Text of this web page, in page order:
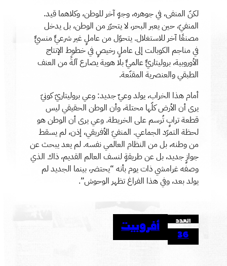
لكنّ المنفى، في جوهره، وجهٍ آخر للوطن، وكلاهما قيد.
المنفيّ، حين يعبر البحر، لا يتحرّر من الوطن، بل يدخل
مصنعًا آخر للاستغلال. يتحوّل من عاملٍ غير شرعيٍّ منسيٍّ
في مناجم الكوبالت إلى عاملٍ رخيصٍ في خطوط الإنتاج
الأوروبية، بروليتاريٍّ عالميٍّ بلا هوية يصارع آلةً من العنف
الطبقي والعنصرية المقنّعة.
أمام هذا الخراب، يولد وعيٌ جديد: وعي بروليتاريّ كونيّ
يرى أن الأرض كلّها محتلة، وأن الوطن الحقيقي ليس
قطعة ترابٍ تُرسم على الخريطة. وعي يرى أن الوطن هو
لحظة التمرّد الجماعي. المنفيّ الأفريقي، إذن، لم يسقط
من وطنه، بل من النظام العالمي نفسه. لم يعد يبحث عن
جوازٍ جديد، بل عن طريقةٍ لنسف العالم القديم، ذاك الذي
وصفه غرامشي ذات يوم بأنه “يحتضر، بينما الجديد لم
يولد بعد، وفي هذا الفراغ تظهر الوحوش”.
العدد
36
أفروبيت